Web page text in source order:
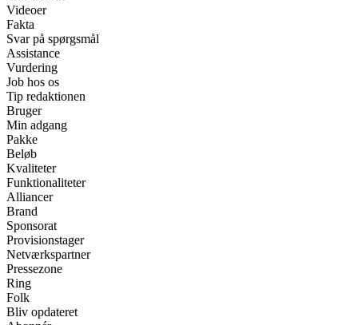
Videoer
Fakta
Svar på spørgsmål
Assistance
Vurdering
Job hos os
Tip redaktionen
Bruger
Min adgang
Pakke
Beløb
Kvaliteter
Funktionaliteter
Alliancer
Brand
Sponsorat
Provisionstager
Netværkspartner
Pressezone
Ring
Folk
Bliv opdateret